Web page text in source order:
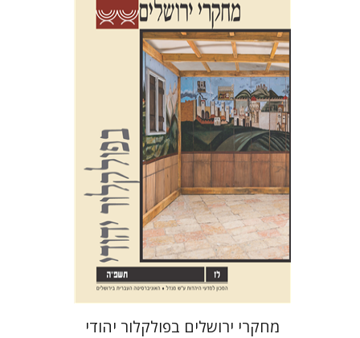
שלום צבר גלית חזן-רוקם
סלמון
הנחת אתר ספר מודפס
$35
$32
מחקרי ירושלים בפולקלור יהודי